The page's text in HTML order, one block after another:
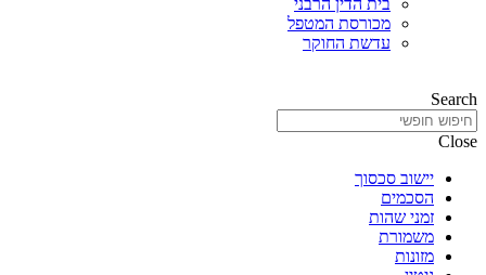
בית הדין הרבני
מכורסת המטפל
עדשת החוקר
Search
Close
יישוב סכסוך
הסכמים
זמני שהות
משמורת
מזונות